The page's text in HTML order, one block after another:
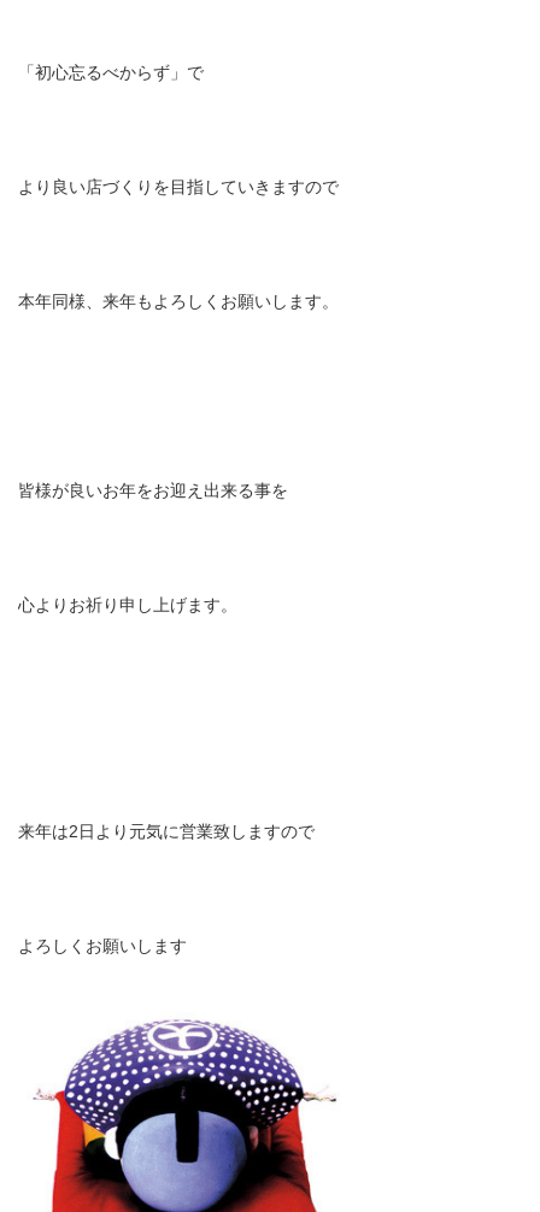
「初心忘るべからず」で
より良い店づくりを目指していきますので
本年同様、来年もよろしくお願いします。
皆様が良いお年をお迎え出来る事を
心よりお祈り申し上げます。
来年は2日より元気に営業致しますので
よろしくお願いします